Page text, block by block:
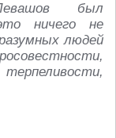
был
ничего не
людей